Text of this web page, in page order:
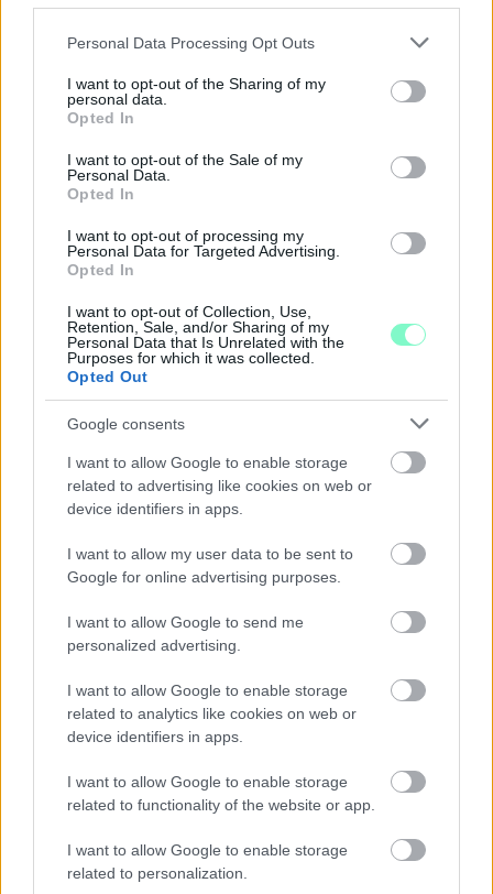
Please note that this website/app uses one or more Google
not limited to your visit or usage behaviour. You may click to
grant or deny consent to Google and its third-party tags to
use your data for below specified purposes in below Google
consent section.
Personal Data Processing Opt Outs
I want to opt-out of the Sharing of my
personal data.
Opted In
I want to opt-out of the Sale of my
Personal Data.
Opted In
I want to opt-out of processing my
Personal Data for Targeted Advertising.
Opted In
I want to opt-out of Collection, Use,
Retention, Sale, and/or Sharing of my
Personal Data that Is Unrelated with the
Purposes for which it was collected.
Opted Out
Google consents
I want to allow Google to enable storage
related to advertising like cookies on web or
device identifiers in apps.
I want to allow my user data to be sent to
Google for online advertising purposes.
I want to allow Google to send me
personalized advertising.
I want to allow Google to enable storage
related to analytics like cookies on web or
device identifiers in apps.
I want to allow Google to enable storage
related to functionality of the website or app.
I want to allow Google to enable storage
related to personalization.
A BAROKK ÖSSZES ÁRNYALATA ÉS MÉG EGY SOR
GYŐRBEN
Középpontban a hagyományőrzés, de lesz Pogány Induló és
Majka koncert, jóga szeánsz, “borhajózás” és egy csomó minden
ENERGIATAKARÉKOSSÁG: KORÁBBAN KEZDŐDIK
A GYŐRI AUDI ETO KC PÉNTEKI FELKÉSZÜLÉSI
MÉRKŐZÉSE
Az energiaellátás tehermentesítése érdekében másfél órával
előrébb hozták a Brest Bretagne Handball elleni találkozó
kezdését.
1 hozzászólás